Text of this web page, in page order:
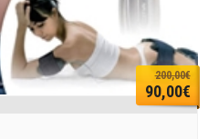
200,00€
90,00€